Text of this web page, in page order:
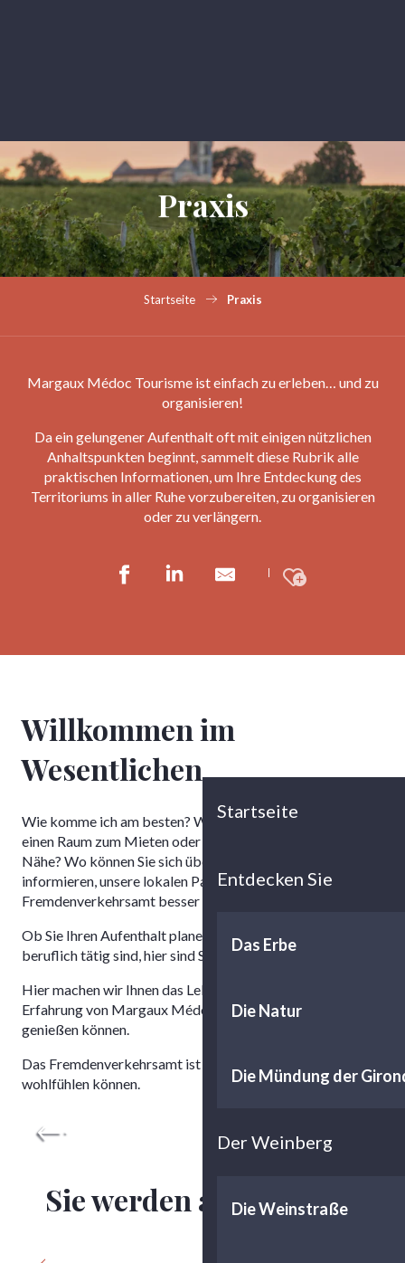
Startseite
Entdecken Sie
Das Erbe
Die Natur
Die Mündung der
Der Weinberg
Die Weinstraße
Praxis
Startseite Praxis
Margaux Médoc Tourisme ist einfach zu erleben… und zu
organisieren!
Da ein gelungener Aufenthalt oft mit einigen nützlichen
Anhaltspunkten beginnt, sammelt diese Rubrik alle
praktischen Informationen, um Ihre Entdeckung des
Territoriums in aller Ruhe vorzubereiten, zu organisieren
oder zu verlängern.
Ajouter
Willkommen im
Wesentlichen
Wie komme ich am besten? Wo finden Sie eine Broschüre,
einen Raum zum Mieten oder eine Dienstleistung in der
Nähe? Wo können Sie sich über barrierefreien Tourismus
informieren, unsere lokalen Partner entdecken oder das
Fremdenverkehrsamt besser kennenlernen.
Ob Sie Ihren Aufenthalt planen, in der Gegend wohnen oder
beruflich tätig sind, hier sind Sie richtig.
Hier machen wir Ihnen das Leben leichter, damit Sie die
Erfahrung von Margaux Médoc Tourisme in vollen Zügen
genießen können.
Das Fremdenverkehrsamt ist ein Ort, an dem Sie sich
wohlfühlen können.
Barrierefreier Tourismus
Sie werden auch mögen